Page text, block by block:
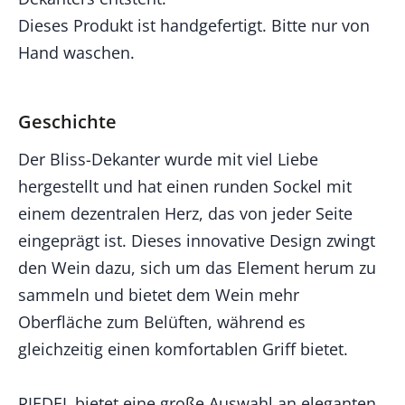
Dieses Produkt ist handgefertigt. Bitte nur von
Hand waschen.
Geschichte
Der Bliss-Dekanter wurde mit viel Liebe
hergestellt und hat einen runden Sockel mit
einem dezentralen Herz, das von jeder Seite
eingeprägt ist. Dieses innovative Design zwingt
den Wein dazu, sich um das Element herum zu
sammeln und bietet dem Wein mehr
Oberfläche zum Belüften, während es
gleichzeitig einen komfortablen Griff bietet.